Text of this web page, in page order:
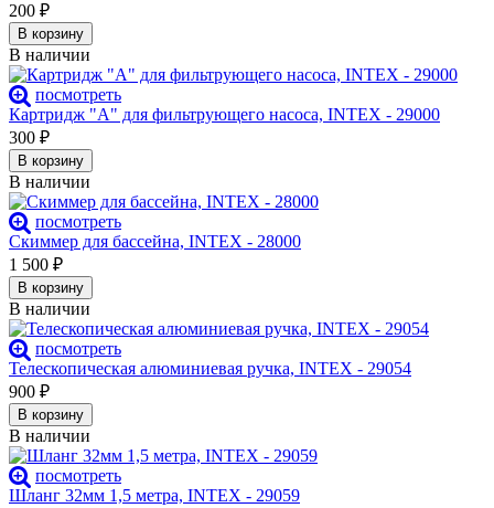
200 ₽
В корзину
В наличии
посмотреть
Картридж "А" для фильтрующего насоса, INTEX - 29000
300 ₽
В корзину
В наличии
посмотреть
Скиммер для бассейна, INTEX - 28000
1 500 ₽
В корзину
В наличии
посмотреть
Телескопическая алюминиевая ручка, INTEX - 29054
900 ₽
В корзину
В наличии
посмотреть
Шланг 32мм 1,5 метра, INTEX - 29059